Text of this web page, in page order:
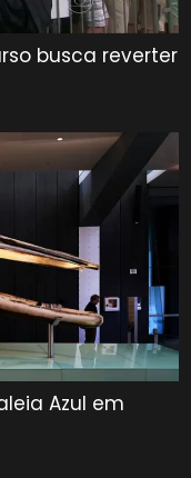
busca reverter
Azul em